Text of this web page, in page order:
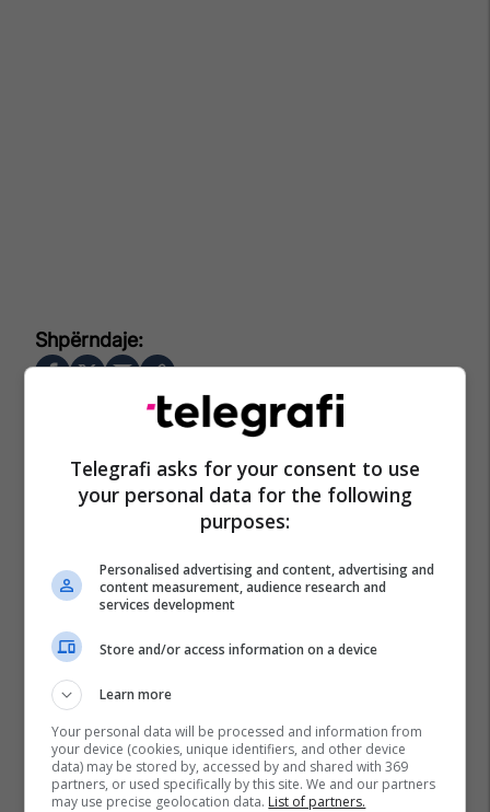
Telegrafi asks for your consent to use
your personal data for the following
purposes:
Personalised advertising and content, advertising and
content measurement, audience research and
services development
Store and/or access information on a device
Learn more
Your personal data will be processed and information from
your device (cookies, unique identifiers, and other device
data) may be stored by, accessed by and shared with 369
partners, or used specifically by this site. We and our partners
may use precise geolocation data. List of partners.